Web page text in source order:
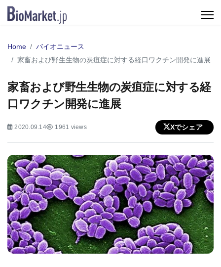
Home
バイオニュース
家畜および野生生物の炭疽症に対する経口ワクチン開発に進展
家畜および野生生物の炭疽症に対する経
口ワクチン開発に進展
2020.09.14 1961 views Xでシェア